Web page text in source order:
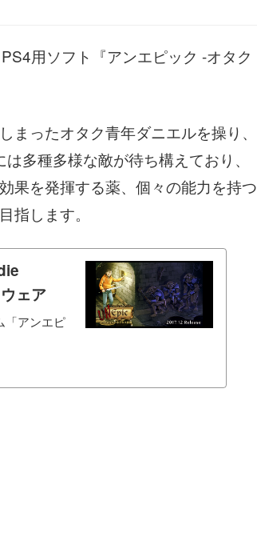
用ソフト『アンエピック -オタク
ったオタク青年ダニエルを操り、
多種多様な敵が待ち構えており、
果を発揮する薬、個々の能力を持つ
指します。
ェア
「アンエピ